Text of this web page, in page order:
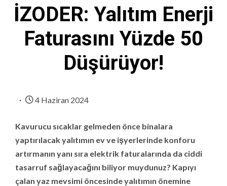
İZODER: Yalıtım Enerji
Faturasını Yüzde 50
Düşürüyor!
4 Haziran 2024
Kavurucu sıcaklar gelmeden önce binalara
yaptırılacak yalıtımın ev ve işyerlerinde konforu
artırmanın yanı sıra elektrik faturalarında da ciddi
tasarruf sağlayacağını biliyor muydunuz? Kapıyı
çalan yaz mevsimi öncesinde yalıtımın önemine